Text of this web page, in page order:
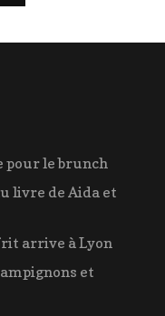
pour le brunch
livre de Aida et
arrive à Lyon
et